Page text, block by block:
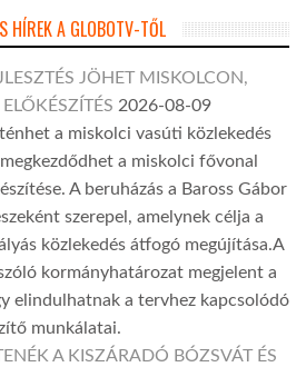
HÍREK A GLOBOTV-TŐL
JÖHET MISKOLCON,
2026-08-09
a miskolci vasúti közlekedés
a miskolci fővonal
A beruházás a Baross Gábor
szerepel, amelynek célja a
közlekedés átfogó megújítása.A
kormányhatározat megjelent a
elindulhatnak a tervhez kapcsolódó
munkálatai.
A KISZÁRADÓ BÓZSVÁT ÉS